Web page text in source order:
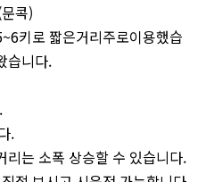
콕)
키로 짧은거리주로이용했습
습니다.
.
리는 소폭 상승할 수 있습니다.